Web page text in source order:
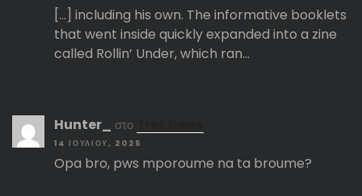
[…] including his own. The informative booklets
that went inside quickly expanded into a zine
called Rollin’ Under, which ran…
Hunter_ στο
14 ΙΟΥΛΊΟΥ, 2025
Opa bro, pws mporoume na ta broume?